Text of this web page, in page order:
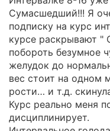
Сумасшедший!!! Я
подписку на курс
курсе раскрывают "
побороть безумное
желудок до
вес стоит на одном
рости… и т.д.
Курс реально меня
дисциплинирует.